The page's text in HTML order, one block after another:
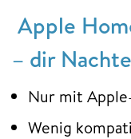
Apple
– dir
Nur mit
Wenig